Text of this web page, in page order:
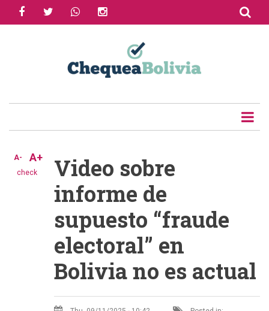
facebooktwitter whatsapp
check
A- A+
Video sobre
informe de
supuesto “fraude
electoral” en
Bolivia no es actual